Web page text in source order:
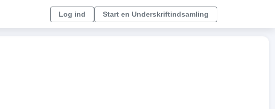
Log ind Start en Underskriftindsamling